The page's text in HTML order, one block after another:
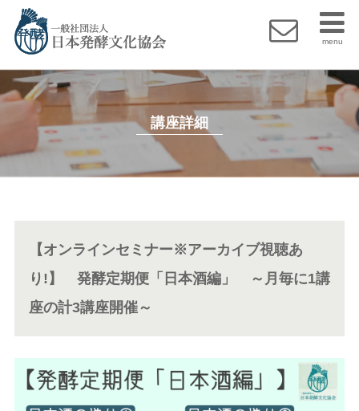
menu
講座詳細
【オンラインセミナー※アーカイブ視聴あ
り!】 発酵定期便「日本酒編」 ～月毎に1講
座の計3講座開催～